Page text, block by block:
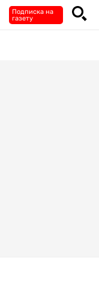
Подписка на
газету